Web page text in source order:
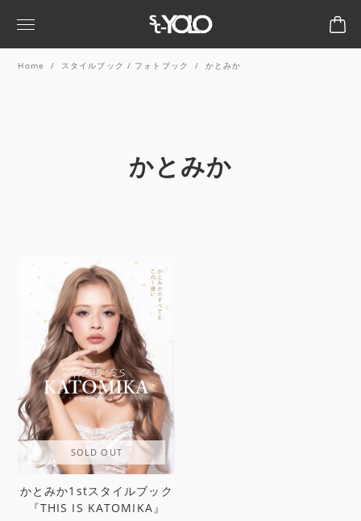
Home スタイルブック / フォトブック かとみか
かとみか
SOLD OUT
かとみか1stスタイルブック
『THIS IS KATOMIKA』